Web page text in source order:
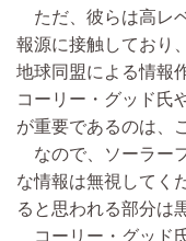
ただ、彼らは高レ
報源に接触しており
地球同盟による情報
コーリー・グッド氏
が重要であるのは、
なので、ソーラー
な情報は無視してく
ると思われる部分は
コーリー・グッド